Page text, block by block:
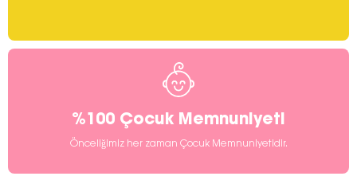
%100 Çocuk Memnuniyeti
Önceliğimiz her zaman Çocuk Memnuniyetidir.